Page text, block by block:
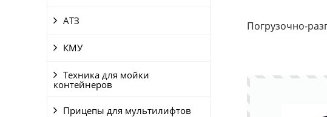
АТЗ
КМУ
Техника для мойки
контейнеров
Прицепы для мультилифтов
Погрузочно-